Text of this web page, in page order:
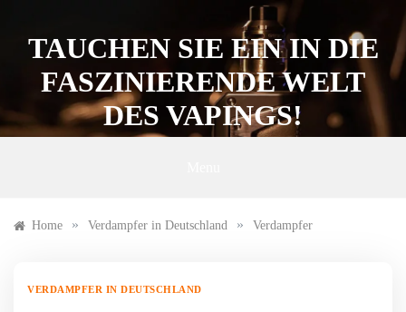
contentTAUCHEN SIE EIN IN DIE
FASZINIERENDE WELT
DES VAPINGS!
Home » Verdampfer in Deutschland » Verdampfer
VERDAMPFER IN DEUTSCHLAND